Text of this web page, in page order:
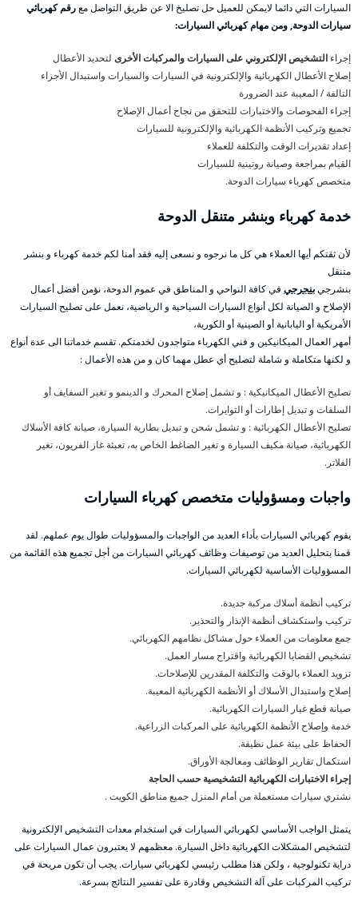
السيارات التي دائما لايمكن للعميل حل تصليخ الا عن طريق التواصل معرقم كهربائي
سيارات الدوحة, ومن مهام كهربائي السيارات:
إجراء التشخيص الإلكتروني على السيارات والمركبات الأخرى لتحديد الأعطال
إصلاح الأعطال الكهربائية والإلكترونية في السيارات والسيارات واستبدال الأجزاء
التالفة / المعيبة عند الضرورة
إجراء الفحوصات والاختبارات للتحقق من نجاح أعمال الإصلاح
تجميع وتركيب الأنظمة الكهربائية والإلكترونية للسيارات
إعداد تقديرات الوقت والتكلفة للعملاء
القيام بمراجعة وصيانة روتينية للسيارات
متخصص كهرباء سيارات الدوحة.
خدمة كهرباء وبنشر متنقل الدوحة
لأن ثقتكم أيها العملاء هي كل ما نرجوه و نسعى إليه فقد أمنا لكم خدمة كهرباء و بنشر
متنقل
بنشرجيبنجرجي في كافة النواحي و المناطق في عموم الدوحة، نؤمن أفضل أعمال
الإصلاح و الصيانة لكل أنواع السيارات السياحية و الرياضية، نعمل على تصليح السيارات
الأمريكية أو اليابانية أو الصينية أو الكورية،
أمهر العمال الميكانيكين و فني الكهرباء متواجدون لخدمتكم. تقسم خدماتنا الى عدة أنواع
و لكنها متكاملة و شاملة لتصليح أي عطل مهما كان و من هذه الأعمال :
تصليح الأعطال الميكانيكية : و تشمل إصلاح المحرك و الدينمو و تغير السفايف أو
السلفات و تبديل إطارات أو التوايرات.
تصليح الأعطال الكهربائية : و تشمل شحن و تبديل بطارية السيارة، صيانة كافة الأسلاك
الكهربائية، صيانة مكيف السيارة و تغير الضاغط الخاص به، تعبئة غاز الفريون، تغير
الفلاتر.
واجبات ومسؤوليات متخصص كهرباء السيارات
يقوم كهربائي السيارات بأداء العديد من الواجبات والمسؤوليات طوال يوم عملهم. لقد
قمنا بتحليل العديد من توصيفات وظائف كهربائي السيارات من أجل تجميع هذه القائمة من
المسؤوليات الأساسية لكهربائي السيارات.
تركيب أنظمة أسلاك مركبة جديدة.
تركيب واستكشاف أنظمة الإنذار والتحذير.
جمع معلومات من العملاء حول مشاكل نظامهم الكهربائي.
تشخيص القضايا الكهربائية واقتراح مسار العمل.
تزويد العملاء بالوقت والتكلفة المقدرين للإصلاحات.
إصلاح واستبدال الأسلاك أو الأنظمة الكهربائية المعيبة.
صيانة قطع غيار السيارات الكهربائية.
خدمة وإصلاح الأنظمة الكهربائية على المركبات الزراعية.
الحفاظ على بيئة عمل نظيفة.
استكمال تقارير الوظائف ومعالجة الأوراق.
إجراء الاختبارات الكهربائية التشخيصية حسب الحاجة
نشتري سيارات مستعملة من أمام المنزل جميع مناطق الكويت .
يتمثل الواجب الأساسي لكهربائي السيارات في استخدام معدات التشخيص الإلكترونية
لتشخيص المشكلات الكهربائية داخل السيارة. معظمهم لا يعتبرون عمال السيارات على
دراية تكنولوجية ، ولكن هذا مطلب رئيسي لكهربائي سيارات. يجب أن تكون مريحة في
تركيب المركبات على آلة التشخيص وقادرة على تفسير النتائج بسرعة.